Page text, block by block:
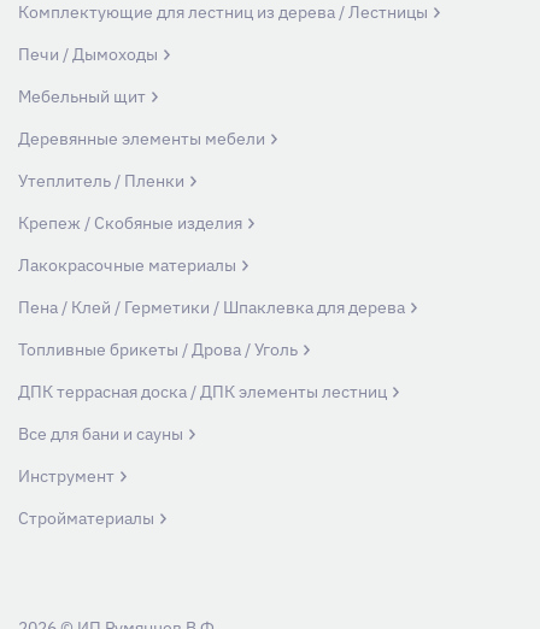
Комплектующие для лестниц из дерева / Лестницы
Печи / Дымоходы
Мебельный щит
Деревянные элементы мебели
Утеплитель / Пленки
Крепеж / Скобяные изделия
Лакокрасочные материалы
Пена / Клей / Герметики / Шпаклевка для дерева
Топливные брикеты / Дрова / Уголь
ДПК террасная доска / ДПК элементы лестниц
Все для бани и сауны
Инструмент
Стройматериалы